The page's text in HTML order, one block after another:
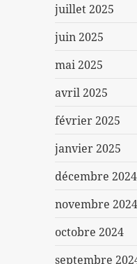
juillet 2025
juin 2025
mai 2025
avril 2025
février 2025
janvier 2025
décembre 2024
novembre 2024
octobre 2024
septembre